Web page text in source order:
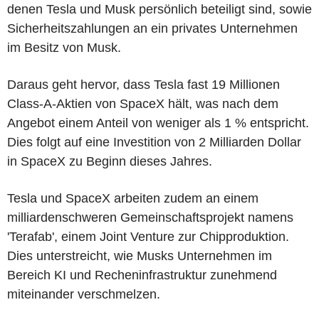
denen Tesla und Musk persönlich beteiligt sind, sowie
Sicherheitszahlungen an ein privates Unternehmen
im Besitz von Musk.
Daraus geht hervor, dass Tesla fast 19 Millionen
Class-A-Aktien von SpaceX hält, was nach dem
Angebot einem Anteil von weniger als 1 % entspricht.
Dies folgt auf eine Investition von 2 Milliarden Dollar
in SpaceX zu Beginn dieses Jahres.
Tesla und SpaceX arbeiten zudem an einem
milliardenschweren Gemeinschaftsprojekt namens
'Terafab', einem Joint Venture zur Chipproduktion.
Dies unterstreicht, wie Musks Unternehmen im
Bereich KI und Recheninfrastruktur zunehmend
miteinander verschmelzen.